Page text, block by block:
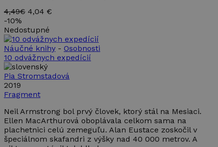
4,49€ 4,04 €
-10%
Nedostupné
Náučné knihy - Osobnosti
10 odvážnych expedícií
Pia Stromstadová
2019
Fragment
Neil Armstrong bol prvý človek, ktorý stál na Mesiaci.
Ellen MacArthurová oboplávala celkom sama na
plachetnici celú zemeguľu. Alan Eustace zoskočil v
špeciálnom skafandri z výšky nad 40 000 metrov. A